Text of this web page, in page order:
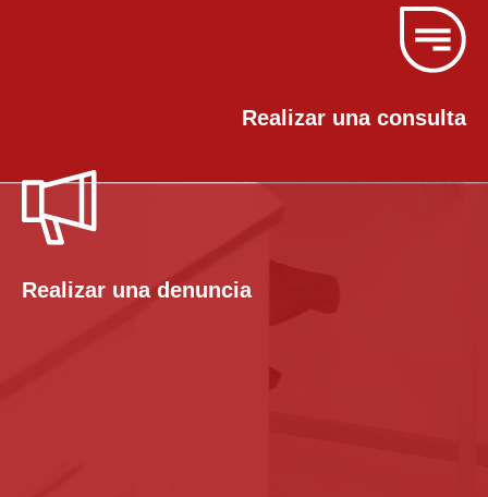
Realizar una consulta
Realizar una denuncia